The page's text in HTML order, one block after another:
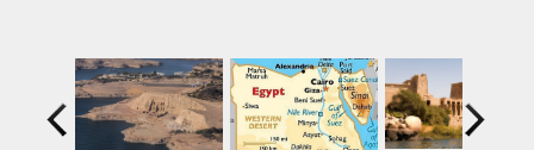
Previous Next